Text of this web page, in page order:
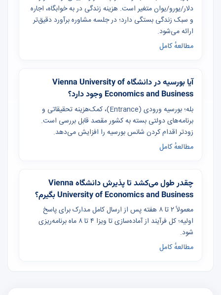
دلار/یورو/یوان متغیر است. هزینه زندگی در به خوابگاه، اجاره
و سبک زندگی بستگی دارد؛ در جلسه مشاوره برآورد دقیق‌تر
ارائه می‌شود.
مطالعهٔ کامل
آیا بورسیه در دانشگاه Vienna University of
Economics and Business وجود دارد؟
بله؛ بورسیه ورودی (Entrance)، کمک‌هزینه تحقیقاتی و
برنامه‌های دولتی بسته به کشور مقصد قابل بررسی است.
زودتر اقدام کردن شانس بورسیه را افزایش می‌دهد.
مطالعهٔ کامل
چقدر طول می‌کشد تا پذیرش دانشگاه Vienna
University of Economics and Business بگیرم؟
معمولاً ۲ تا ۸ هفته پس از ارسال کامل مدارک برای پاسخ
اولیه؛ کل فرآیند از آماده‌سازی تا ویزا ۴ تا ۸ ماه برنامه‌ریزی
شود.
مطالعهٔ کامل